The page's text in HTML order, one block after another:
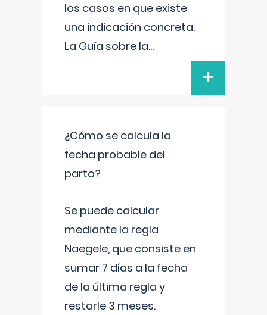
los casos en que existe
una indicación concreta.
La Guía sobre la...
+
¿Cómo se calcula la
fecha probable del
parto?
Se puede calcular
mediante la regla
Naegele, que consiste en
sumar 7 días a la fecha
de la última regla y
restarle 3 meses.